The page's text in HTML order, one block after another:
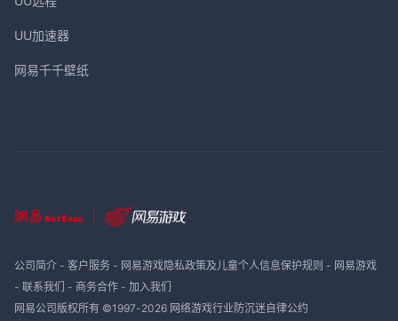
UU加速器
网易千千壁纸
公司简介- 客户服务- 网易游戏隐私政策及儿童个人信息保护规则 - 网易游戏
- 联系我们 - 商务合作- 加入我们
网易公司版权所有 ©1997-2026 网络游戏行业防沉迷自律公约